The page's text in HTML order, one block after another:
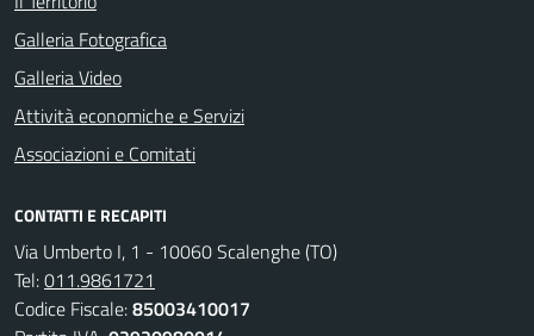
Galleria Fotografica
Galleria Video
Attività economiche e Servizi
Associazioni e Comitati
CONTATTI E RECAPITI
Via Umberto I, 1 - 10060 Scalenghe (TO)
Tel:011.9861721
Codice Fiscale:85003410017